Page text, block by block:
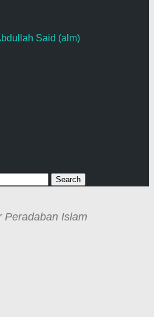
Said (alm)
Peradaban Islam